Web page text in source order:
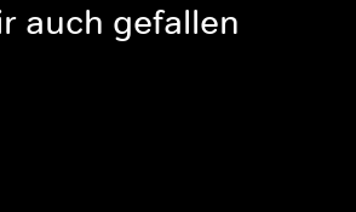
auch gefallen